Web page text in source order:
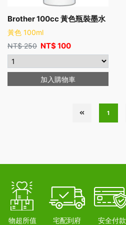
Brother 100cc 黃色瓶裝墨水
黃色 100ml
NT$250 NT$100
加入購物車
1
物超所值 宅配到府 安全付款